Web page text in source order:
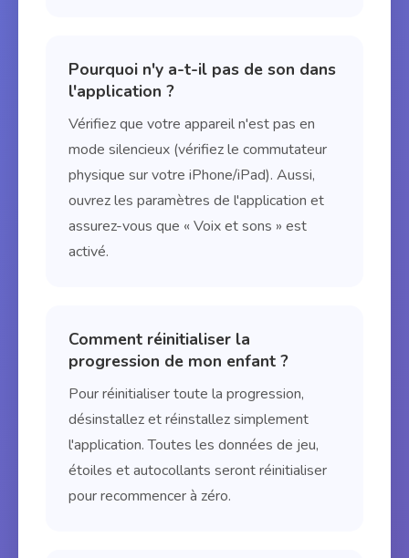
Pourquoi n'y a-t-il pas de son dans
l'application ?
Vérifiez que votre appareil n'est pas en
mode silencieux (vérifiez le commutateur
physique sur votre iPhone/iPad). Aussi,
ouvrez les paramètres de l'application et
assurez-vous que « Voix et sons » est
activé.
Comment réinitialiser la
progression de mon enfant ?
Pour réinitialiser toute la progression,
désinstallez et réinstallez simplement
l'application. Toutes les données de jeu,
étoiles et autocollants seront réinitialiser
pour recommencer à zéro.